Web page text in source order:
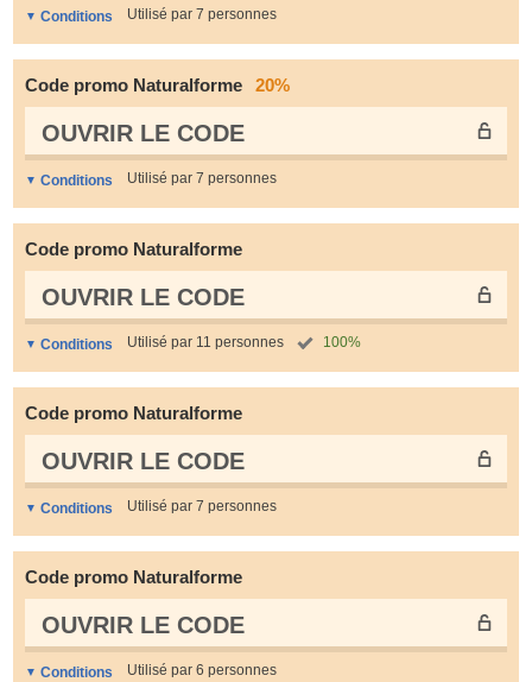
Conditions Utilisé par 7 personnes
Code promo Naturalforme 20%
OUVRIR LE СODE
Conditions Utilisé par 7 personnes
Code promo Naturalforme
OUVRIR LE СODE
Conditions Utilisé par 11 personnes 100%
Code promo Naturalforme
OUVRIR LE СODE
Conditions Utilisé par 7 personnes
Code promo Naturalforme
OUVRIR LE СODE
Conditions Utilisé par 6 personnes